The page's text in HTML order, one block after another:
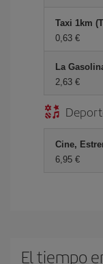
Taxi 1km
0,63 €
La
2,63 €
Cine,
6,95 €
El tiempo